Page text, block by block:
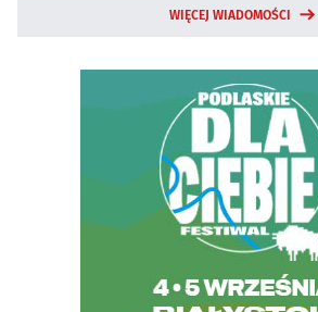
WIĘCEJ WIADOMOŚCI